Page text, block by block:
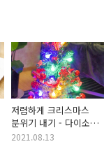
저렴하게 크리스마스
분위기 내기 - 다이소
성탄트리 & 알전구 (총
2021.08.13